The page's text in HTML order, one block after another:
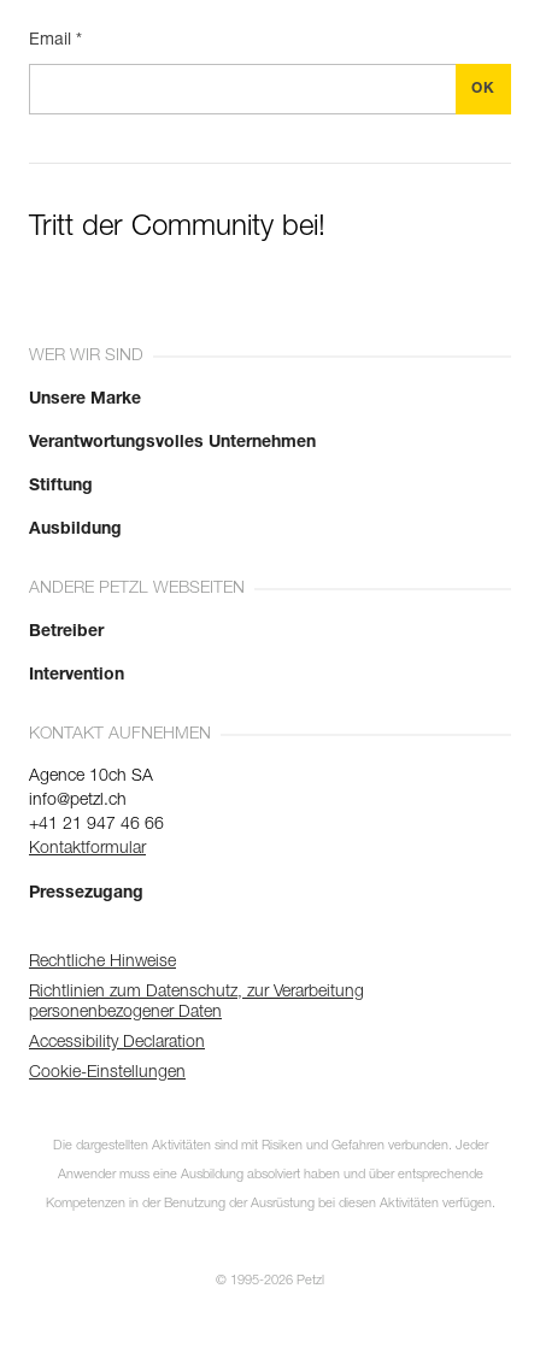
Email *
Tritt der Community bei!
WER WIR SIND
Unsere Marke
Verantwortungsvolles Unternehmen
Stiftung
Ausbildung
ANDERE PETZL WEBSEITEN
Betreiber
Intervention
KONTAKT AUFNEHMEN
Agence 10ch SA
info@petzl.ch
+41 21 947 46 66
Kontaktformular
Pressezugang
Rechtliche Hinweise
Richtlinien zum Datenschutz, zur Verarbeitung
personenbezogener Daten
Accessibility Declaration
Cookie-Einstellungen
Die dargestellten Aktivitäten sind mit Risiken und Gefahren verbunden. Jeder
Anwender muss eine Ausbildung absolviert haben und über entsprechende
Kompetenzen in der Benutzung der Ausrüstung bei diesen Aktivitäten verfügen.
© 1995-2026 Petzl